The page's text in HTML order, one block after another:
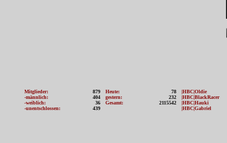
Mitglieder:
879
-männlich:
404
-weiblich:
36
-unentschlossen:
439
Heute:
78
gestern:
232
Gesamt:
2115542
|HBC|Oldie
|HBC|BlackRacer
|HBC|Hauki
|HBC|Gabriel